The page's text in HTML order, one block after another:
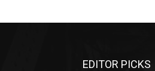
EDITOR PICKS